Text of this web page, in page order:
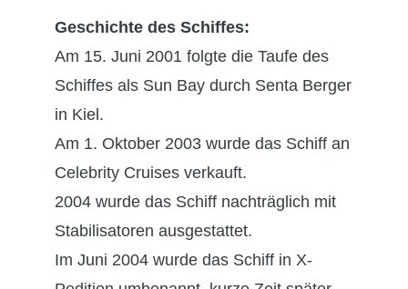
Geschichte des Schiffes:
Am 15. Juni 2001 folgte die Taufe des
Schiffes als Sun Bay durch Senta Berger
in Kiel.
Am 1. Oktober 2003 wurde das Schiff an
Celebrity Cruises verkauft.
2004 wurde das Schiff nachträglich mit
Stabilisatoren ausgestattet.
Im Juni 2004 wurde das Schiff in X-